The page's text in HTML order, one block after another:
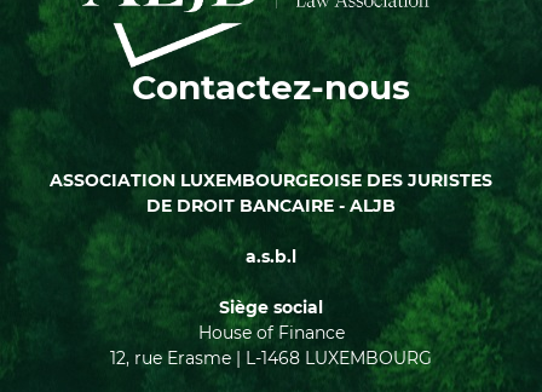
Contactez-nous
ASSOCIATION LUXEMBOURGEOISE DES JURISTES
DE DROIT BANCAIRE - ALJB
a.s.b.l
Siège social
House of Finance
12, rue Erasme | L-1468 LUXEMBOURG